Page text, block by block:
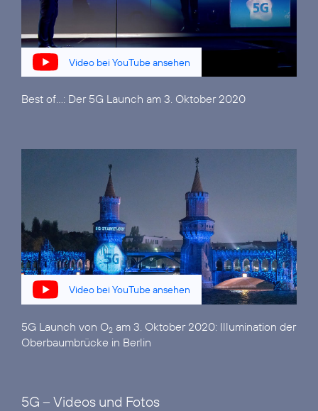
Video bei YouTube ansehen
Best of...: Der 5G Launch am 3. Oktober 2020
Video bei YouTube ansehen
5G Launch von O2 am 3. Oktober 2020: Illumination der
Oberbaumbrücke in Berlin
5G – Videos und Fotos